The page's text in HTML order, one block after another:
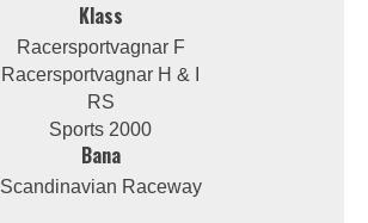
Klass
Racersportvagnar F
Racersportvagnar H & I
RS
Sports 2000
Bana
Scandinavian Raceway